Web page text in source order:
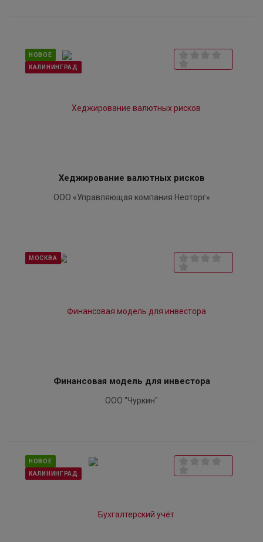
НОВОЕ
КАЛИНИНГРАД
Хеджирование валютных рисков
ООО «Управляющая компания Неоторг»
МОСКВА
Финансовая модель для инвестора
ООО "Чуркин"
НОВОЕ
КАЛИНИНГРАД